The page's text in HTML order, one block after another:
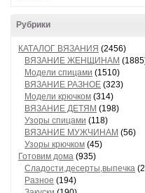
Рубрики
КАТАЛОГ ВЯЗАНИЯ (2456)
ВЯЗАНИЕ ЖЕНЩИНАМ
Модели спицами (1510)
ВЯЗАНИЕ РАЗНОЕ (323)
Модели крючком (314)
ВЯЗАНИЕ ДЕТЯМ (198)
Узоры спицами (118)
ВЯЗАНИЕ МУЖЧИНАМ (56)
Узоры крючком (45)
Готовим дома (935)
Сладости,десерты,выпечка
Разное (194)